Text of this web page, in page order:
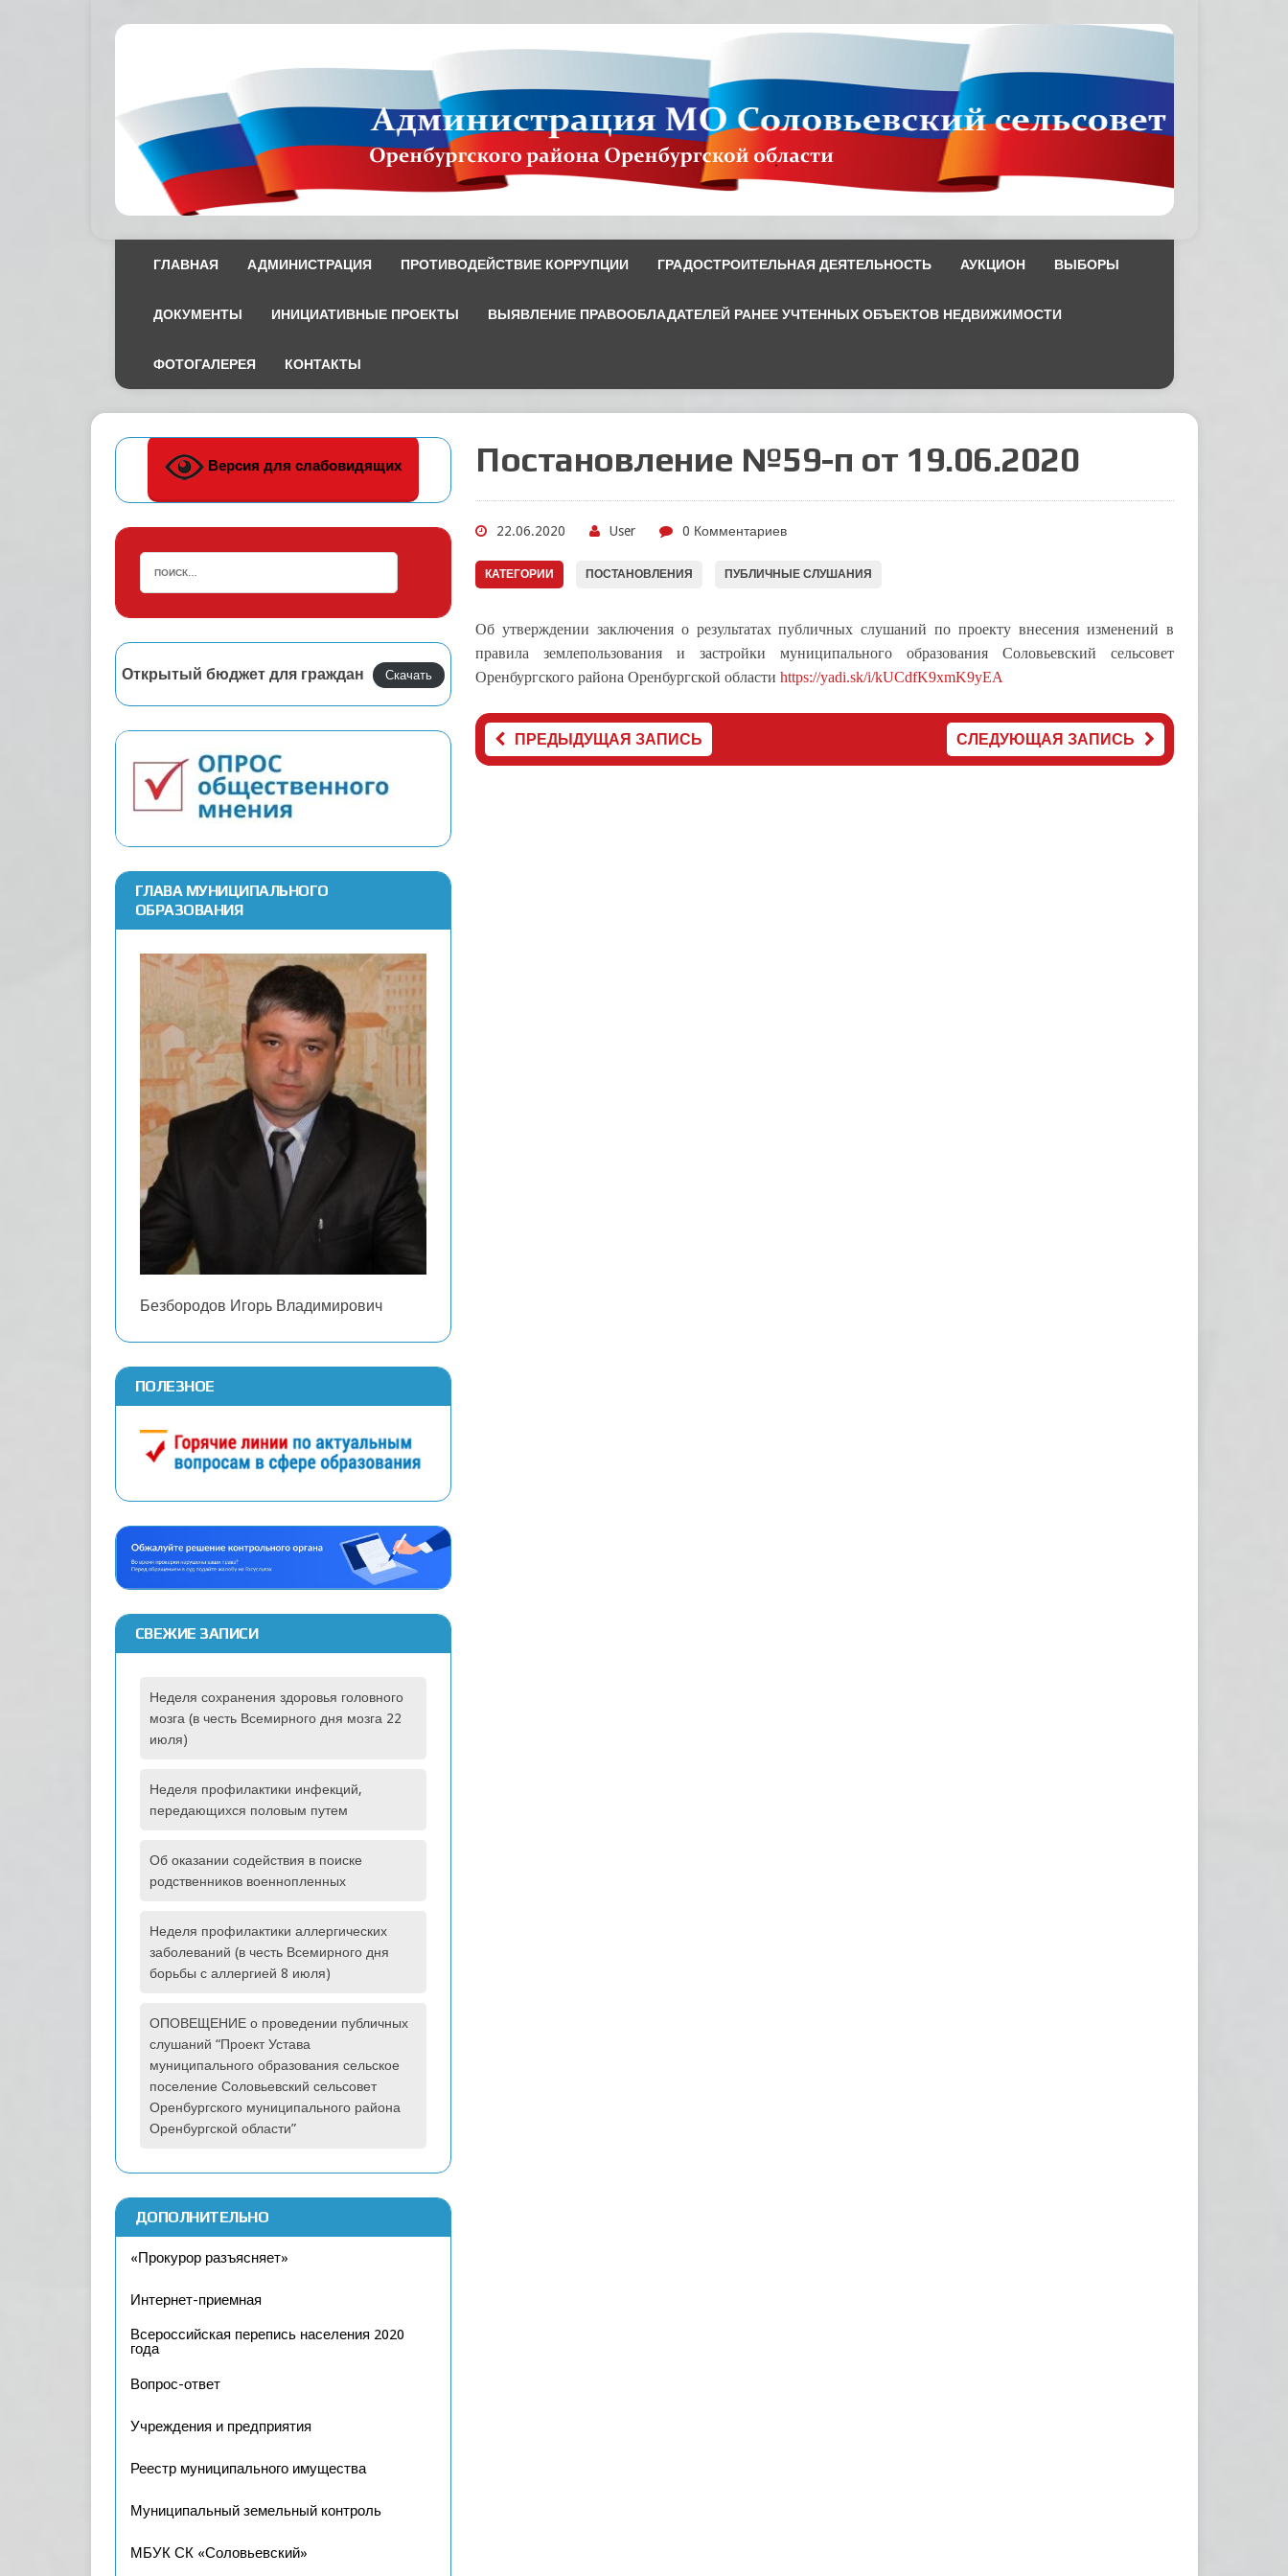
ГЛАВНАЯ АДМИНИСТРАЦИЯ ПРОТИВОДЕЙСТВИЕ КОРРУПЦИИ ГРАДОСТРОИТЕЛЬНАЯ ДЕЯТЕЛЬНОСТЬ АУКЦИОН ВЫБОРЫ
ДОКУМЕНТЫ ИНИЦИАТИВНЫЕ ПРОЕКТЫ ВЫЯВЛЕНИЕ ПРАВООБЛАДАТЕЛЕЙ РАНЕЕ УЧТЕННЫХ ОБЪЕКТОВ НЕДВИЖИМОСТИ
ФОТОГАЛЕРЕЯ КОНТАКТЫ
Постановление №59-п от 19.06.2020
22.06.2020 User 0 Комментариев
КАТЕГОРИИ ПОСТАНОВЛЕНИЯ ПУБЛИЧНЫЕ СЛУШАНИЯ
Об утверждении заключения о результатах публичных слушаний по проекту внесения изменений в
правила землепользования и застройки муниципального образования Соловьевский сельсовет
Оренбургского района Оренбургской областиhttps://yadi.sk/i/kUCdfK9xmK9yEA
ПРЕДЫДУЩАЯ ЗАПИСЬ СЛЕДУЮЩАЯ ЗАПИСЬ
Версия для слабовидящих
Открытый бюджет для граждан Скачать
ГЛАВА МУНИЦИПАЛЬНОГО
ОБРАЗОВАНИЯ
Безбородов Игорь Владимирович
ПОЛЕЗНОЕ
СВЕЖИЕ ЗАПИСИ
Неделя сохранения здоровья головного
мозга (в честь Всемирного дня мозга 22
июля)
Неделя профилактики инфекций,
передающихся половым путем
Об оказании содействия в поиске
родственников военнопленных
Неделя профилактики аллергических
заболеваний (в честь Всемирного дня
борьбы с аллергией 8 июля)
ОПОВЕЩЕНИЕ о проведении публичных
слушаний “Проект Устава
муниципального образования сельское
поселение Соловьевский сельсовет
Оренбургского муниципального района
Оренбургской области”
ДОПОЛНИТЕЛЬНО
«Прокурор разъясняет»
Интернет-приемная
Всероссийская перепись населения 2020
года
Вопрос-ответ
Учреждения и предприятия
Реестр муниципального имущества
Муниципальный земельный контроль
МБУК СК «Соловьевский»